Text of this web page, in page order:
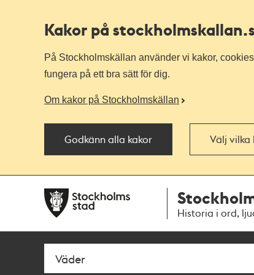
Kakor på stockholmskallan
På Stockholmskällan använder vi kakor,
fungera på ett bra sätt för dig.
Om kakor på Stockholmskällan
Godkänn alla kakor Välj vilka
navigationen
huvudinnehållet
Historia i ord,
Sök